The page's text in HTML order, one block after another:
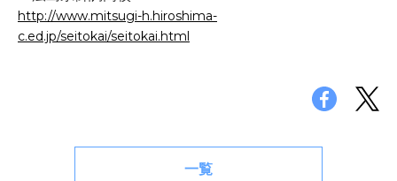
http://www.mitsugi-h.hiroshima-
c.ed.jp/seitokai/seitokai.html
一覧